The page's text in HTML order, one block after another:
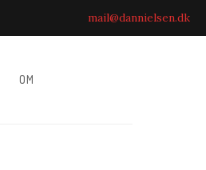
mail@dannielsen.dk
OM